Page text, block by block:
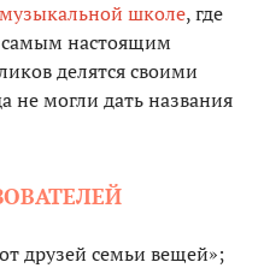
школе, где
настоящим
делятся своими
могли дать названия
друзей семьи вещей»;